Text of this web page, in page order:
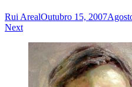
Rui ArealOutubro 15, 2007
Navegação
Next